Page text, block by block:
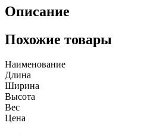
Описание
Похожие товары
Наименование
Длина
Ширина
Высота
Вес
Цена